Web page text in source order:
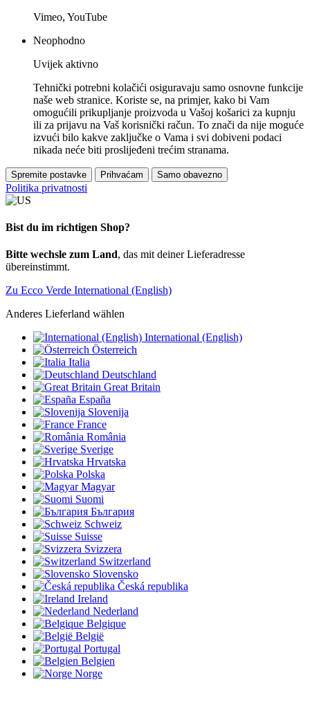
Vimeo, YouTube
Neophodno
Uvijek aktivno
Tehnički potrebni kolačići osiguravaju samo osnovne funkcije
naše web stranice. Koriste se, na primjer, kako bi Vam
omogućili prikupljanje proizvoda u Vašoj košarici za kupnju
ili za prijavu na Vaš korisnički račun. To znači da nije moguće
izvući bilo kakve zaključke o Vama i svi dobiveni podaci
nikada neće biti proslijeđeni trećim stranama.
Spremite postavke Prihvaćam Samo obavezno
Politika privatnosti
Bist du im richtigen Shop?
Bitte wechsle zum Land, das mit deiner Lieferadresse
übereinstimmt.
Zu Ecco Verde International (English)
Anderes Lieferland wählen
International (English)
Österreich
Italia
Deutschland
Great Britain
España
Slovenija
France
România
Sverige
Hrvatska
Polska
Magyar
Suomi
България
Schweiz
Suisse
Svizzera
Switzerland
Slovensko
Česká republika
Ireland
Nederland
Belgique
België
Portugal
Belgien
Norge